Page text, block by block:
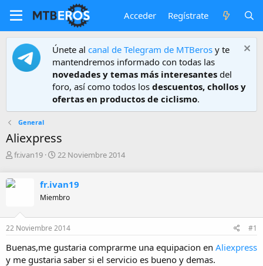
Acceder Regístrate
Únete al canal de Telegram de MTBeros y te
mantendremos informado con todas las
novedades y temas más interesantes del
foro, así como todos los descuentos, chollos y
ofertas en productos de ciclismo.
General
Aliexpress
A
o
fr.ivan19
F
h
a
e
i
i
c
22 Noviembre 2014
fr.ivan19
Miembro
22 Noviembre 2014 #1
Buenas,me gustaria comprarme una equipacion en Aliexpress
y me gustaria saber si el servicio es bueno y demas.